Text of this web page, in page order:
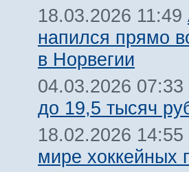
18.03.2026 11:49
напился прямо
в Норвегии
04.03.2026 07:33
до 19,5 тысяч
18.02.2026 14:55
мире хоккейных